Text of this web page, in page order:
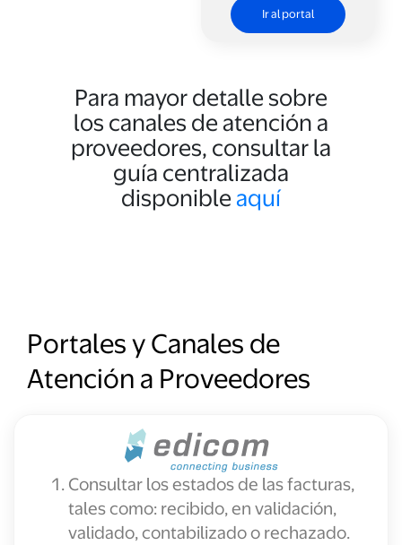
Ir al portal
Para mayor detalle sobre
los canales de atención a
proveedores, consultar la
guía centralizada
disponible aquí
Portales y Canales de
Atención a Proveedores
Consultar los estados de las facturas,
tales como: recibido, en validación,
validado, contabilizado o rechazado.